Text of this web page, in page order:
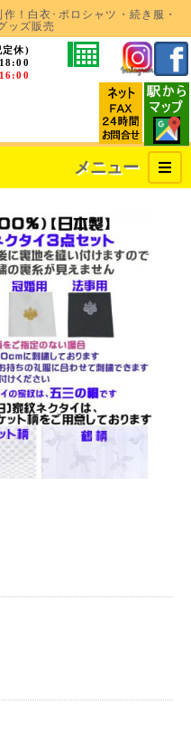
！白衣･ポロシャツ・続き服・
ッズ販売
定休)
16:00
メニュー